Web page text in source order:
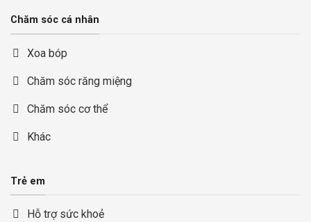
Chăm sóc cá nhân
Xoa bóp
Chăm sóc răng miệng
Chăm sóc cơ thể
Khác
Trẻ em
Hỗ trợ sức khoẻ